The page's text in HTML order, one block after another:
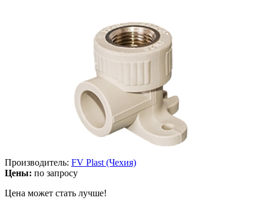
Производитель: FV Plast (Чехия)
Цены: по запросу
Цена может стать лучше!